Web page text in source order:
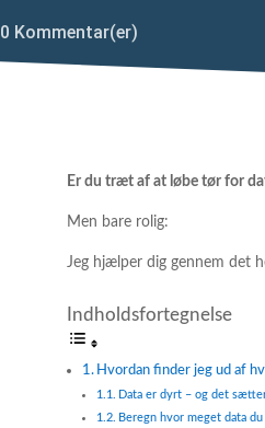
0 Kommentar(er)
Er du træt af at løbe tør for
Men bare rolig:
Jeg hjælper dig gennem det
Indholdsfortegnelse
Hvordan finder jeg ud af
Data er dyrt – og det
Beregn hvor meget data